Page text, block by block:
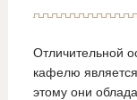
Отличительной
кафелю
этому они